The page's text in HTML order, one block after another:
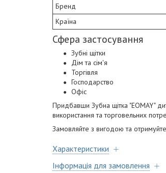
Бренд
Країна
Сфера застосування
Зубні щітки
Дім та сім'я
Торгівля
Господарство
Офіс
Придбавши Зубна щітка "EOMAY"
використання та торговельних
Замовляйте з вигодою та
Характеристики
Інформація для замовлення